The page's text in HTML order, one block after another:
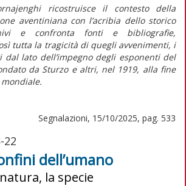
ricostruisce il contesto della
aventiniana con l’acribia dello storico
e confronta fonti e bibliografie,
tutta la tragicità di quegli avvenimenti, i
dal lato dell’impegno degli esponenti del
da Sturzo e altri, nel 1919, alla fine
Segnalazioni, 15/10/2025, pag. 533
22
dell’umano
la specie